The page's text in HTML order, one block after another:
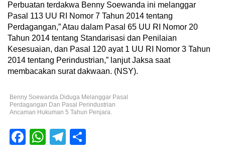
Perbuatan terdakwa Benny Soewanda ini melanggar
Pasal 113 UU RI Nomor 7 Tahun 2014 tentang
Perdagangan,” Atau dalam Pasal 65 UU RI Nomor 20
Tahun 2014 tentang Standarisasi dan Penilaian
Kesesuaian, dan Pasal 120 ayat 1 UU RI Nomor 3 Tahun
2014 tentang Perindustrian,” lanjut Jaksa saat
membacakan surat dakwaan. (NSY).
Benny Soewanda Diduga Melanggar Pasal
Perdagangan Dan Pasal Perindustrian
Ancaman Hukuman 5 Tahun Penjara.
Facebook
WhatsApp
Telegram